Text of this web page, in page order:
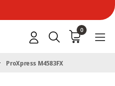
0
ProXpress M4583FX